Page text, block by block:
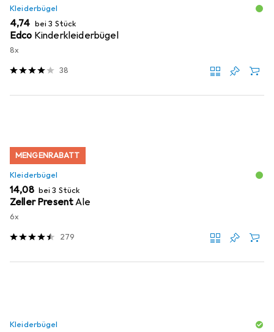
Kleiderbügel
EUR
4,74 bei 3 Stück
Edco Kinderkleiderbügel
8x
38
MENGENRABATT
Kleiderbügel
EUR
14,08 bei 3 Stück
Zeller PresentAle
6x
279
Kleiderbügel